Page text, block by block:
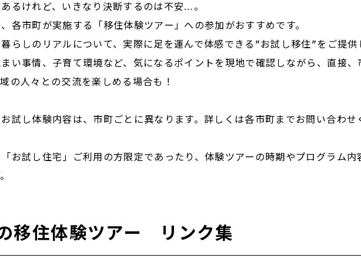
るけれど、いきなり決断するのは不安…。
各市町が実施する「移住体験ツアー」への参加がおすすめです。
らしのリアルについて、実際に足を運んで体感できる”お試し移住”をご提供
い事情、子育て環境など、気になるポイントを現地で確認しながら、直接
の人々との交流を楽しめる場合も！
試し体験内容は、市町ごとに異なります。詳しくは各市町までお問い合わせ
お試し住宅」ご利用の方限定であったり、体験ツアーの時期やプログラム
移住体験ツアー リンク集